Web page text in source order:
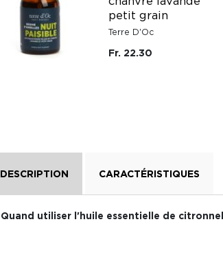
petit grain
Terre D'Oc
Fr. 22.30
DESCRIPTION CARACTÉRISTIQUES
Quand utiliser l'huile essentielle de